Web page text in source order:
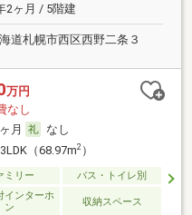
2ヶ月 / 5階建
道札幌市西区西野二条３
万円
なし
月
なし
（68.97m2）
ミリー バス・トイレ別
インターホ
ン
収納スペース